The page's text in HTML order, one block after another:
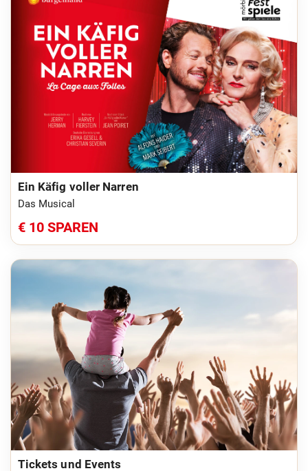
Ein Käfig voller Narren
Das Musical
€ 10 SPAREN
Tickets und Events